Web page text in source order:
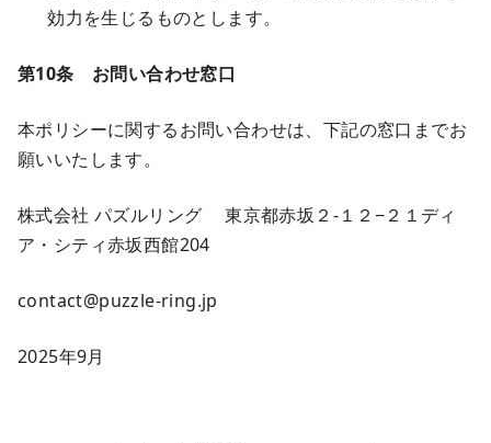
効力を生じるものとします。
第10条 お問い合わせ窓口
本ポリシーに関するお問い合わせは、下記の窓口までお
願いいたします。
株式会社 パズルリング 東京都赤坂２-１２−２１ディ
ア・シティ赤坂西館204
contact@puzzle-ring.jp
2025年9月